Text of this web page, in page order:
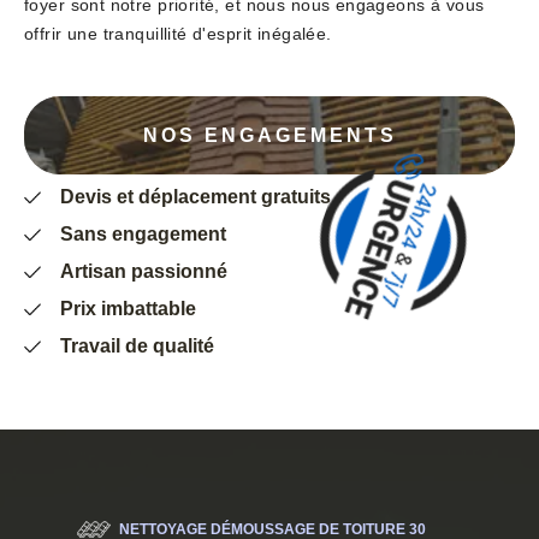
foyer sont notre priorité, et nous nous engageons à vous
offrir une tranquillité d'esprit inégalée.
NOS ENGAGEMENTS
Devis et déplacement gratuits
Sans engagement
Artisan passionné
Prix imbattable
Travail de qualité
NETTOYAGE DÉMOUSSAGE DE TOITURE 30